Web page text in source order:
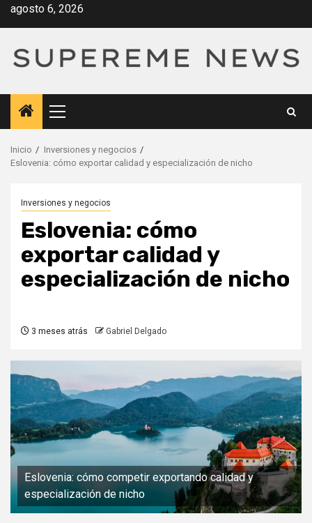
Saltar
agosto 6, 2026
Menú
principal
Inicio
Inversiones y negocios
Eslovenia: cómo exportar calidad y especialización de nicho
Inversiones y negocios
Eslovenia: cómo
exportar calidad y
especialización de nicho
3 meses atrás Gabriel Delgado
Eslovenia: cómo competir exportando calidad y
especialización de nicho